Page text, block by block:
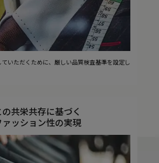
いただくために、厳しい品質検査基準を設定し
共栄共存に基づく
ッション性の実現